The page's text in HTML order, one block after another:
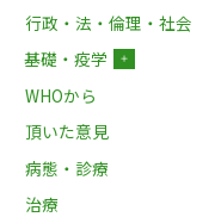
行政・法・倫理・社会
基礎・疫学
＋
WHOから
頂いた意見
病態・診療
治療